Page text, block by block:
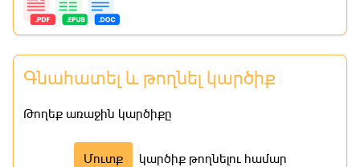
Գնահատել և թողնել կարծիք
Թողեք առաջին կարծիքը
Մուտք կարծիք թողնելու համար